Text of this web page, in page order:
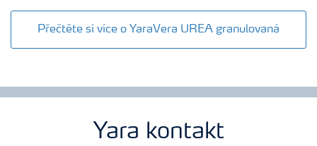
Přečtěte si více o YaraVera UREA granulovaná
Yara kontakt